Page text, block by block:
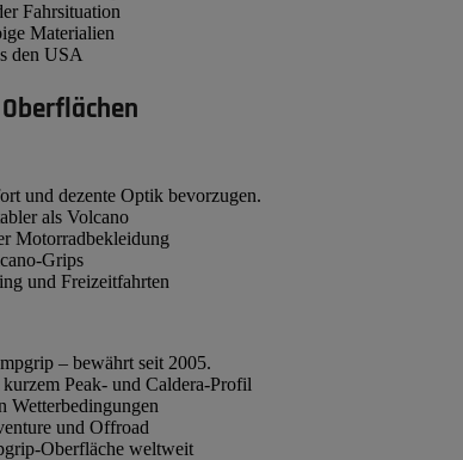
Fahrsituation
Materialien
den USA
und dezente Optik bevorzugen.
als Volcano
Motorradbekleidung
Grips
und Freizeitfahrten
– bewährt seit 2005.
Peak- und Caldera-Profil
Wetterbedingungen
und Offroad
Oberfläche weltweit